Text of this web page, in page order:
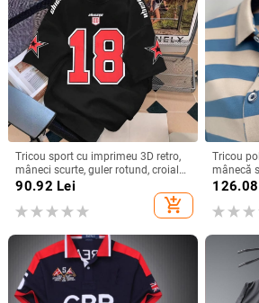
Tricou sport cu imprimeu 3D retro,
mâneci scurte, guler rotund, croială
lejeră, plasă din poliester respirabil
90.92 Lei
add_shopping_cart
Tricou
mânecă
nervuri,
126.08